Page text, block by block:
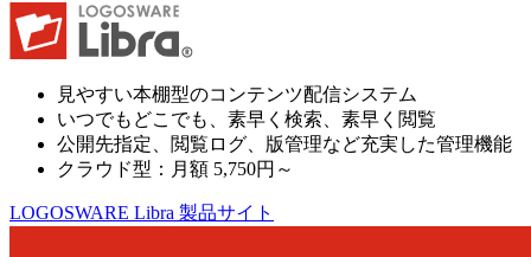
見やすい本棚型のコンテンツ配信システム
いつでもどこでも、素早く検索、素早く閲覧
公開先指定、閲覧ログ、版管理など充実した管理機能
クラウド型：月額 5,750円～
LOGOSWARE Libra 製品サイト